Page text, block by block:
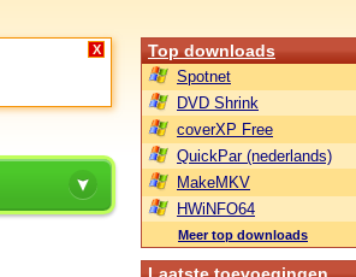
X Top downloads
Spotnet
DVD Shrink
coverXP Free
QuickPar (nederlands)
MakeMKV
HWiNFO64
Meer top downloads